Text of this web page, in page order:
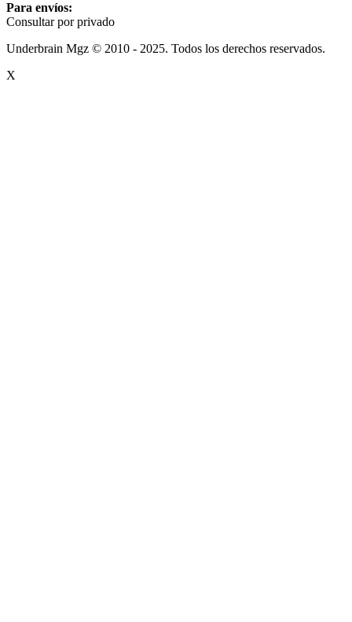
Para envíos:
Consultar por privado
Underbrain Mgz © 2010 - 2025. Todos los derechos reservados.
X